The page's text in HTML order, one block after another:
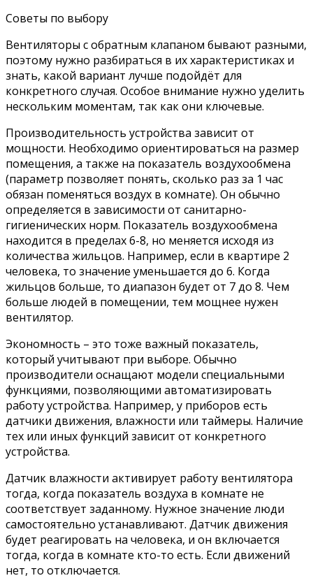
Советы по выбору
Вентиляторы с обратным клапаном бывают разными,
поэтому нужно разбираться в их характеристиках и
знать, какой вариант лучше подойдёт для
конкретного случая. Особое внимание нужно уделить
нескольким моментам, так как они ключевые.
Производительность устройства зависит от
мощности. Необходимо ориентироваться на размер
помещения, а также на показатель воздухообмена
(параметр позволяет понять, сколько раз за 1 час
обязан поменяться воздух в комнате). Он обычно
определяется в зависимости от санитарно-
гигиенических норм. Показатель воздухообмена
находится в пределах 6-8, но меняется исходя из
количества жильцов. Например, если в квартире 2
человека, то значение уменьшается до 6. Когда
жильцов больше, то диапазон будет от 7 до 8. Чем
больше людей в помещении, тем мощнее нужен
вентилятор.
Экономность – это тоже важный показатель,
который учитывают при выборе. Обычно
производители оснащают модели специальными
функциями, позволяющими автоматизировать
работу устройства. Например, у приборов есть
датчики движения, влажности или таймеры. Наличие
тех или иных функций зависит от конкретного
устройства.
Датчик влажности активирует работу вентилятора
тогда, когда показатель воздуха в комнате не
соответствует заданному. Нужное значение люди
самостоятельно устанавливают. Датчик движения
будет реагировать на человека, и он включается
тогда, когда в комнате кто-то есть. Если движений
нет, то отключается.